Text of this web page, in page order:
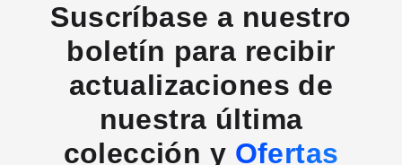
Suscríbase a nuestro
boletín para recibir
actualizaciones de
nuestra última
colección y Ofertas